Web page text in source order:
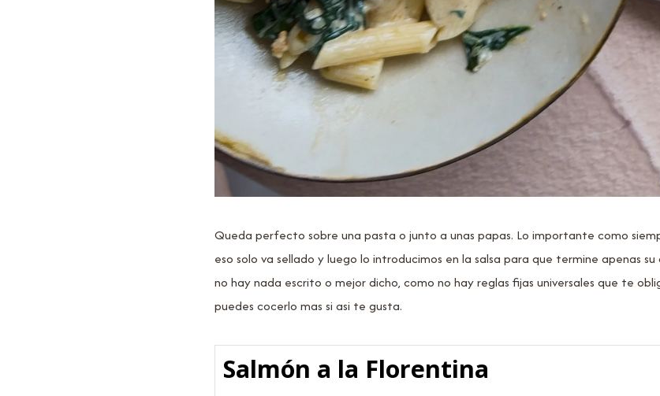
Queda perfecto sobre una pasta o junto a unas papas. Lo importante como
eso solo va sellado y luego lo introducimos en la salsa para que termine apenas
no hay nada escrito o mejor dicho, como no hay reglas fijas universales que te
puedes cocerlo mas si asi te gusta.
Salmón a la Florentina